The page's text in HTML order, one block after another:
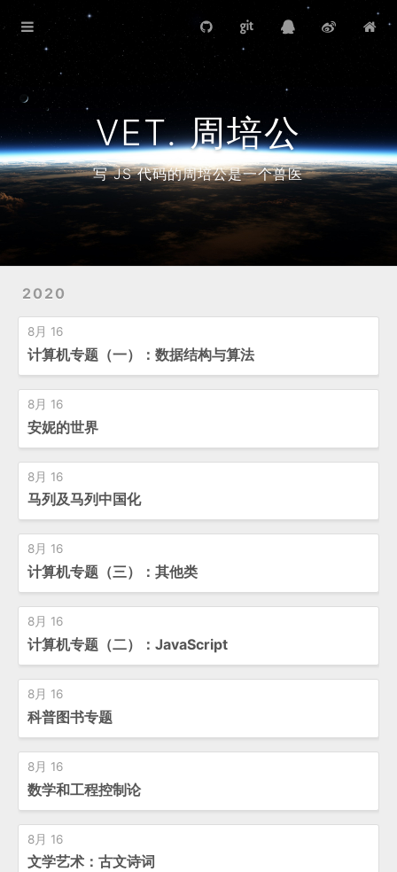
VET. 周培公
写 JS 代码的周培公是一个兽医
2020
8月 16
计算机专题（一）：数据结构与算法
8月 16
安妮的世界
8月 16
马列及马列中国化
8月 16
计算机专题（三）：其他类
8月 16
计算机专题（二）：JavaScript
8月 16
科普图书专题
8月 16
数学和工程控制论
8月 16
文学艺术：古文诗词
首页
写作计划
导游笔记
藏书目录